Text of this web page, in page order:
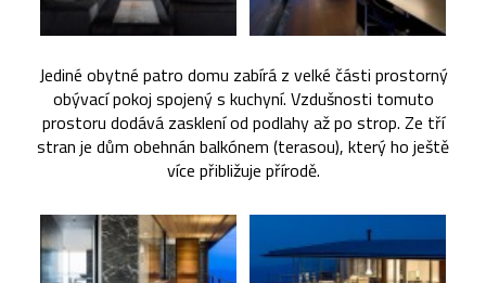
Jediné obytné patro domu zabírá z velké části prostorný
obývací pokoj spojený s kuchyní. Vzdušnosti tomuto
prostoru dodává zasklení od podlahy až po strop. Ze tří
stran je dům obehnán balkónem (terasou), který ho ještě
více přibližuje přírodě.